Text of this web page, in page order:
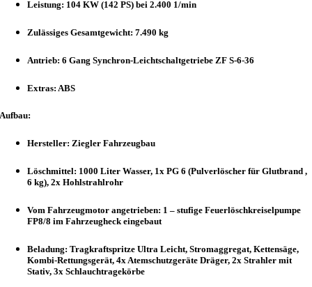
Leistung: 104 KW (142 PS) bei 2.400 1/min
Zulässiges Gesamtgewicht: 7.490 kg
Antrieb: 6 Gang Synchron-Leichtschaltgetriebe ZF S-6-36
Extras: ABS
Aufbau:
Hersteller: Ziegler Fahrzeugbau
Löschmittel: 1000 Liter Wasser, 1x PG 6 (Pulverlöscher für Glutbrand ,
6 kg), 2x Hohlstrahlrohr
Vom Fahrzeugmotor angetrieben: 1 – stufige Feuerlöschkreiselpumpe
FP8/8 im Fahrzeugheck eingebaut
Beladung: Tragkraftspritze Ultra Leicht, Stromaggregat, Kettensäge,
Kombi-Rettungsgerät, 4x Atemschutzgeräte Dräger, 2x Strahler mit
Stativ, 3x Schlauchtragekörbe